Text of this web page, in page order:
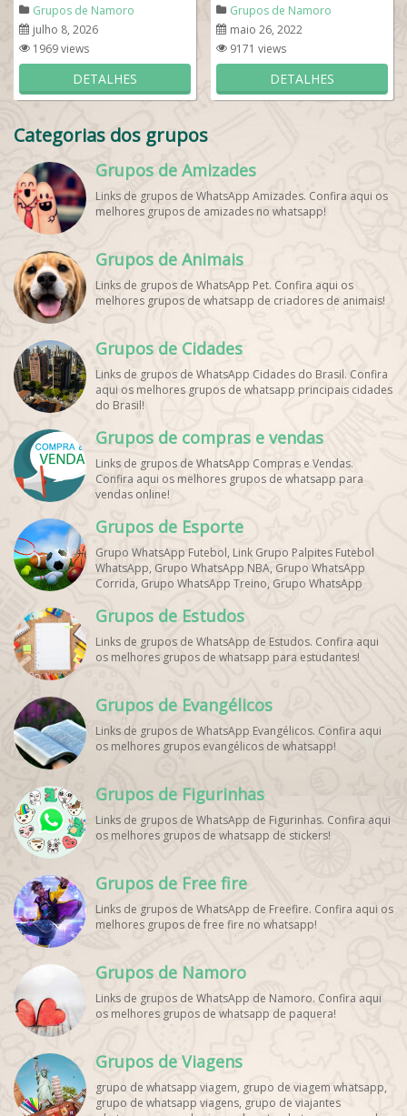
Grupos de Namoro
julho 8, 2026
1969 views
DETALHES
Grupos de Namoro
maio 26, 2022
9171 views
DETALHES
Categorias dos grupos
Grupos de Amizades
Links de grupos de WhatsApp Amizades. Confira aqui os
melhores grupos de amizades no whatsapp!
Grupos de Animais
Links de grupos de WhatsApp Pet. Confira aqui os
melhores grupos de whatsapp de criadores de animais!
Grupos de Cidades
Links de grupos de WhatsApp Cidades do Brasil. Confira
aqui os melhores grupos de whatsapp principais cidades
do Brasil!
Grupos de compras e vendas
Links de grupos de WhatsApp Compras e Vendas.
Confira aqui os melhores grupos de whatsapp para
vendas online!
Grupos de Esporte
Grupo WhatsApp Futebol, Link Grupo Palpites Futebol
WhatsApp, Grupo WhatsApp NBA, Grupo WhatsApp
Corrida, Grupo WhatsApp Treino, Grupo WhatsApp
WhatsApp, Grupo de Torcedores [Nome do Time]
WhatsApp, Link de Grupos de Esporte Grátis, Grupo
WhatsApp Dicas de Treino, Grupo WhatsApp Futebol Ao
Vivo. Grupo WhatsApp Esporte, Grupos de Esporte
WhatsApp Esporte, Grupo WhatsApp Futebol, Link Grupo
Palpites Futebol WhatsApp, Grupo WhatsApp NBA,
Grupos de Estudos
Links de grupos de WhatsApp de Estudos. Confira aqui
os melhores grupos de whatsapp para estudantes!
Grupos de Evangélicos
Links de grupos de WhatsApp Evangélicos. Confira aqui
os melhores grupos evangélicos de whatsapp!
Grupos de Figurinhas
Links de grupos de WhatsApp de Figurinhas. Confira aqui
os melhores grupos de whatsapp de stickers!
Grupos de Free fire
Links de grupos de WhatsApp de Freefire. Confira aqui os
melhores grupos de free fire no whatsapp!
Grupos de Namoro
Links de grupos de WhatsApp de Namoro. Confira aqui
os melhores grupos de whatsapp de paquera!
Grupos de Viagens
grupo de whatsapp viagem, grupo de viagem whatsapp,
grupo de whatsapp viagens, grupo de viajantes